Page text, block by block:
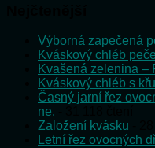
Výborná zapečená
Kváskový chléb
Kvašená zelenina –
Kváskový chléb s
Časný jarní řez
ne.
Založení kvásku
Letní řez ovocných